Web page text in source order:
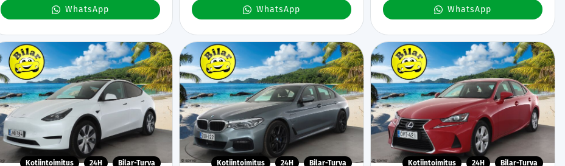
WhatsApp WhatsApp WhatsApp
Kotiintoimitus 24H Bilar-Turva Kotiintoimitus 24H Bilar-Turva Kotiintoimitus 24H Bilar-Turva